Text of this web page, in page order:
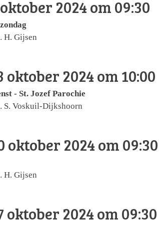
2024 om 09:30
H. Gijsen
oktober 2024 om 10:00
- St. Jozef Parochie
S. Voskuil-Dijkshoorn
oktober 2024 om 09:30
H. Gijsen
oktober 2024 om 09:30